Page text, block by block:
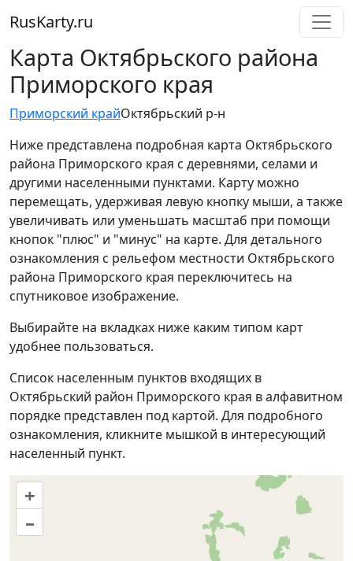
RusKarty.ru
Карта Октябрьского района
Приморского края
Приморский крайОктябрьский р-н
Ниже представлена подробная карта Октябрьского
района Приморского края с деревнями, селами и
другими населенными пунктами. Карту можно
перемещать, удерживая левую кнопку мыши, а также
увеличивать или уменьшать масштаб при помощи
кнопок "плюс" и "минус" на карте. Для детального
ознакомления с рельефом местности Октябрьского
района Приморского края переключитесь на
спутниковое изображение.
Выбирайте на вкладках ниже каким типом карт
удобнее пользоваться.
Список населенным пунктов входящих в
Октябрьский район Приморского края в алфавитном
порядке представлен под картой. Для подробного
ознакомления, кликните мышкой в интересующий
населенный пункт.
+
–